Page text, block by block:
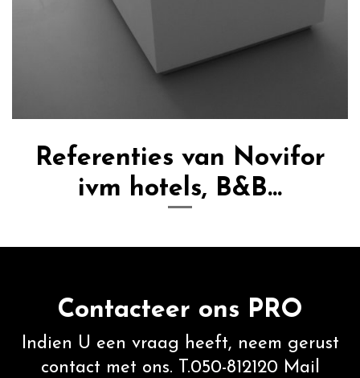
Referenties van Novifor
ivm hotels, B&B...
Contacteer ons PRO
Indien U een vraag heeft, neem gerust
contact met ons. T.050-812120 Mail